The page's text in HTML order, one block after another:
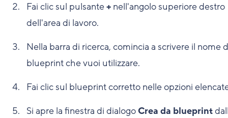
Fai clic sul pulsante+ nell'angolo superiore destro
dell'area di lavoro.
Nella barra di ricerca, comincia a scrivere il nome
blueprint che vuoi utilizzare.
Fai clic sul blueprint corretto nelle opzioni
Si apre la finestra di dialogoCrea da blueprint